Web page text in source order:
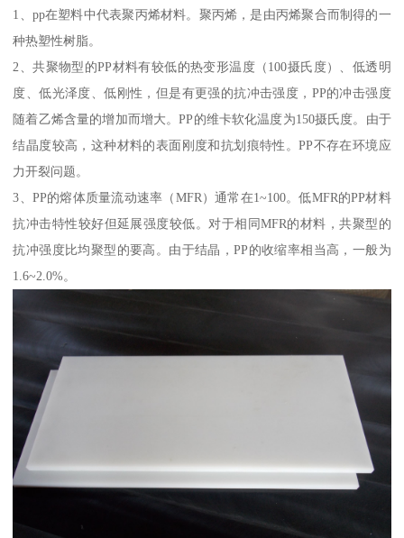
1、pp在塑料中代表聚丙烯材料。聚丙烯，是由丙烯聚合而制得的一
种热塑性树脂。
2、共聚物型的PP材料有较低的热变形温度（100摄氏度）、低透明
度、低光泽度、低刚性，但是有更强的抗冲击强度，PP的冲击强度
随着乙烯含量的增加而增大。PP的维卡软化温度为150摄氏度。由于
结晶度较高，这种材料的表面刚度和抗划痕特性。PP不存在环境应
力开裂问题。
3、PP的熔体质量流动速率（MFR）通常在1~100。低MFR的PP材料
抗冲击特性较好但延展强度较低。对于相同MFR的材料，共聚型的
抗冲强度比均聚型的要高。由于结晶，PP的收缩率相当高，一般为
1.6~2.0%。